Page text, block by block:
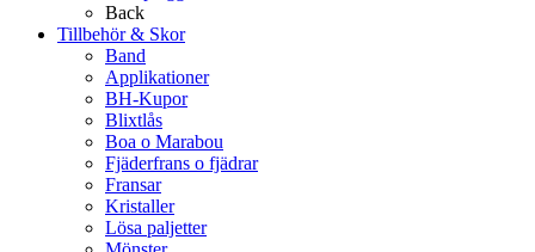
Back
Tillbehör & Skor
Band
Applikationer
BH-Kupor
Blixtlås
Boa o Marabou
Fjäderfrans o fjädrar
Fransar
Kristaller
Lösa paljetter